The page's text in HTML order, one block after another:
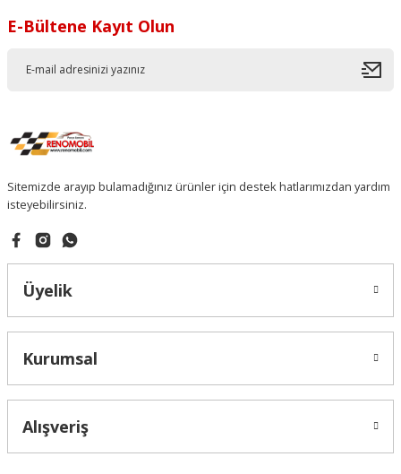
E-Bültene Kayıt Olun
Sitemizde arayıp bulamadığınız ürünler için destek hatlarımızdan yardım
isteyebilirsiniz.
Üyelik
Kurumsal
Alışveriş